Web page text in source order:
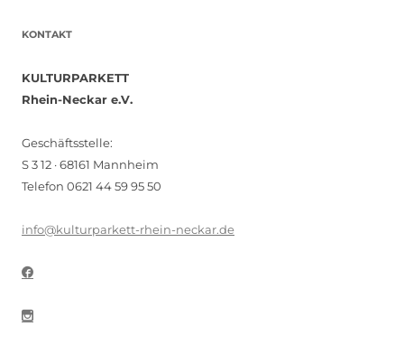
KONTAKT
KULTURPARKETT
Rhein-Neckar e.V.
Geschäftsstelle:
S 3 12 · 68161 Mannheim
Telefon 0621 44 59 95 50
info@kulturparkett-rhein-neckar.de